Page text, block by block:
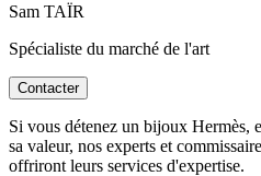
Sam TAÏR
Spécialiste du marché de l'art
Contacter
Si vous détenez un bijoux Hermès,
sa valeur, nos experts et
offriront leurs services d'expertise.